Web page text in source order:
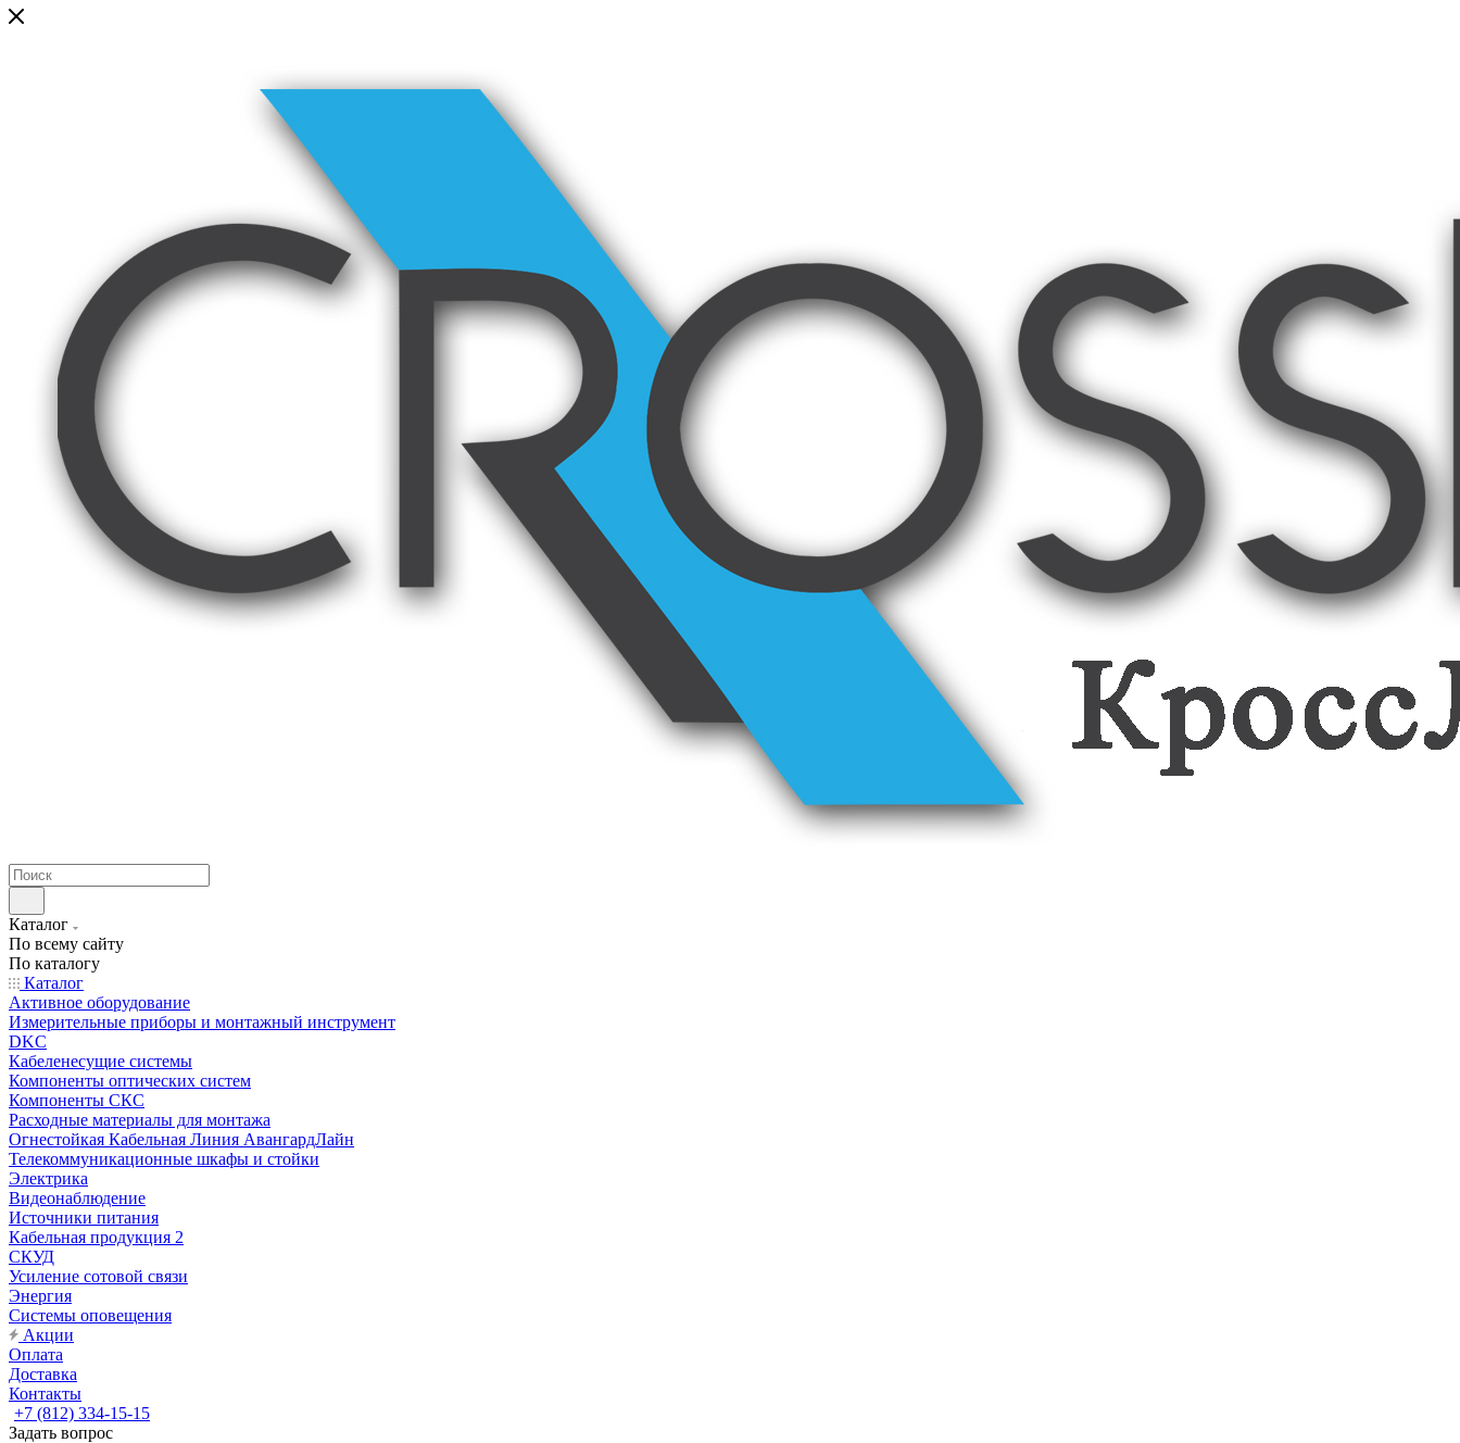
Каталог
По всему сайту
По каталогу
Каталог
Активное оборудование
Измерительные приборы и монтажный инструмент
DKC
Кабеленесущие системы
Компоненты оптических систем
Компоненты СКС
Расходные материалы для монтажа
Огнестойкая Кабельная Линия АвангардЛайн
Телекоммуникационные шкафы и стойки
Электрика
Видеонаблюдение
Источники питания
Кабельная продукция 2
СКУД
Усиление сотовой связи
Энергия
Системы оповещения
Акции
Оплата
Доставка
Контакты
+7 (812) 334-15-15
Задать вопрос